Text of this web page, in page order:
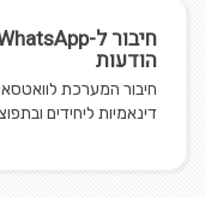
הודעות
חיבור המערכת
דינאמיות ליחידים